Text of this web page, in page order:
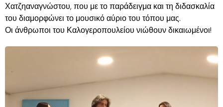
Χατζηαναγνώστου, που με το παράδειγμα και τη διδασκαλία
του διαμορφώνει το μουσικό αύριο του τόπου μας.
Οι άνθρωποι του Καλογεροπουλείου νιώθουν δικαιωμένοι!